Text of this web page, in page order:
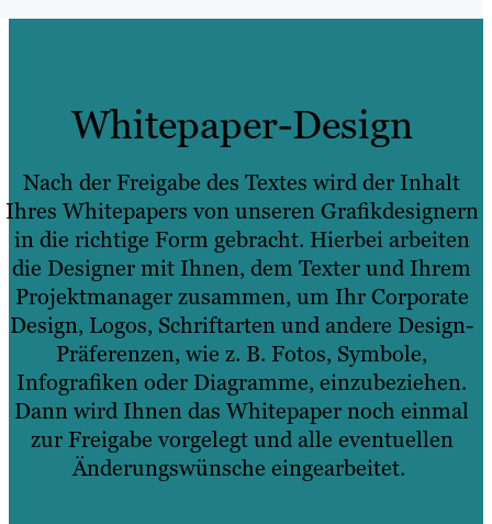
Whitepaper-Design
Nach der Freigabe des Textes wird der Inhalt
Ihres Whitepapers von unseren Grafikdesignern
in die richtige Form gebracht. Hierbei arbeiten
die Designer mit Ihnen, dem Texter und Ihrem
Projektmanager zusammen, um Ihr Corporate
Design, Logos, Schriftarten und andere Design-
Präferenzen, wie z. B. Fotos, Symbole,
Infografiken oder Diagramme, einzubeziehen.
Dann wird Ihnen das Whitepaper noch einmal
zur Freigabe vorgelegt und alle eventuellen
Änderungswünsche eingearbeitet.